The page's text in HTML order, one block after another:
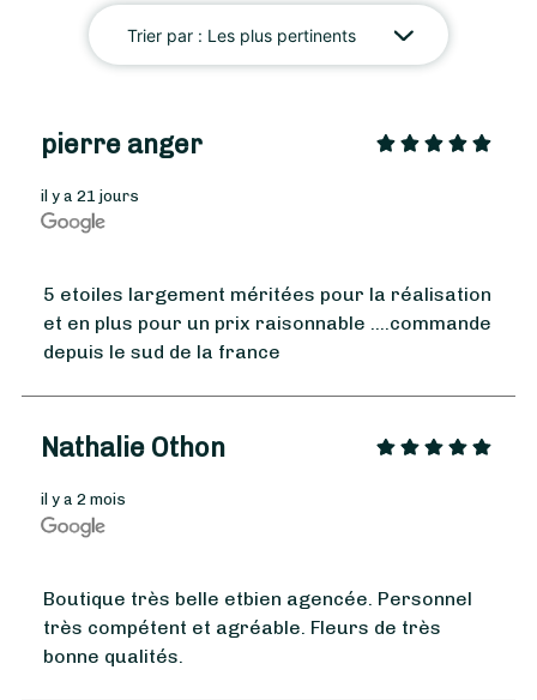
Trier par : Les plus pertinents
pierre anger
il y a 21 jours
5 etoiles largement méritées pour la réalisation
et en plus pour un prix raisonnable ....commande
depuis le sud de la france
Nathalie Othon
il y a 2 mois
Boutique très belle etbien agencée. Personnel
très compétent et agréable. Fleurs de très
bonne qualités.